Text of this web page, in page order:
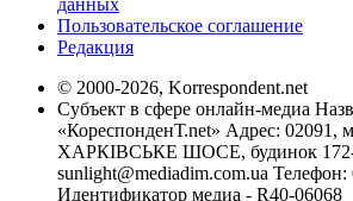
Пользовательское соглашение
Редакция
© 2000-2026, Korrespondent.net
Субъект в сфере онлайн-медиа
«КореспонденТ.net» Адрес: 02091,
ХАРКІВСЬКЕ ШОСЕ, будинок 172-
sunlight@mediadim.com.ua Телефон:
Идентификатор медиа - R40-06068